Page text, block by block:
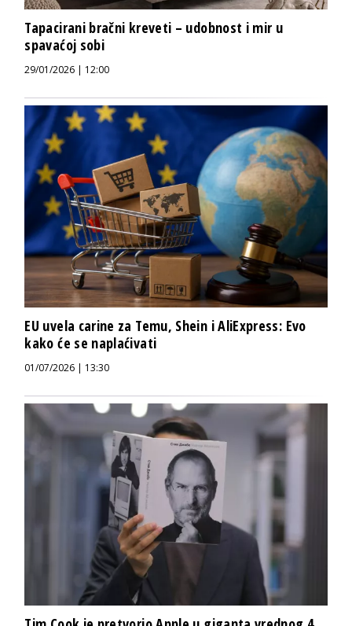
Tapacirani bračni kreveti – udobnost i mir u
spavaćoj sobi
29/01/2026 | 12:00
EU uvela carine za Temu, Shein i AliExpress: Evo
kako će se naplaćivati
01/07/2026 | 13:30